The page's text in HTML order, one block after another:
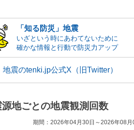
「知る防災」地震
いざという時にあわてないために
確かな情報と行動で防災力アップ
地震のtenki.jp公式X（旧Twitter）
源地ごとの地震観測回数
期間：2026年04月30日～2026年08月